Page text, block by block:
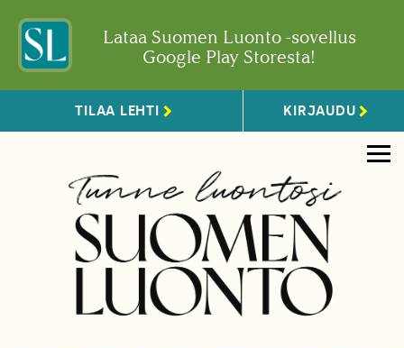
Lataa Suomen Luonto -sovellus
Google Play Storesta!
TILAA LEHTI KIRJAUDU